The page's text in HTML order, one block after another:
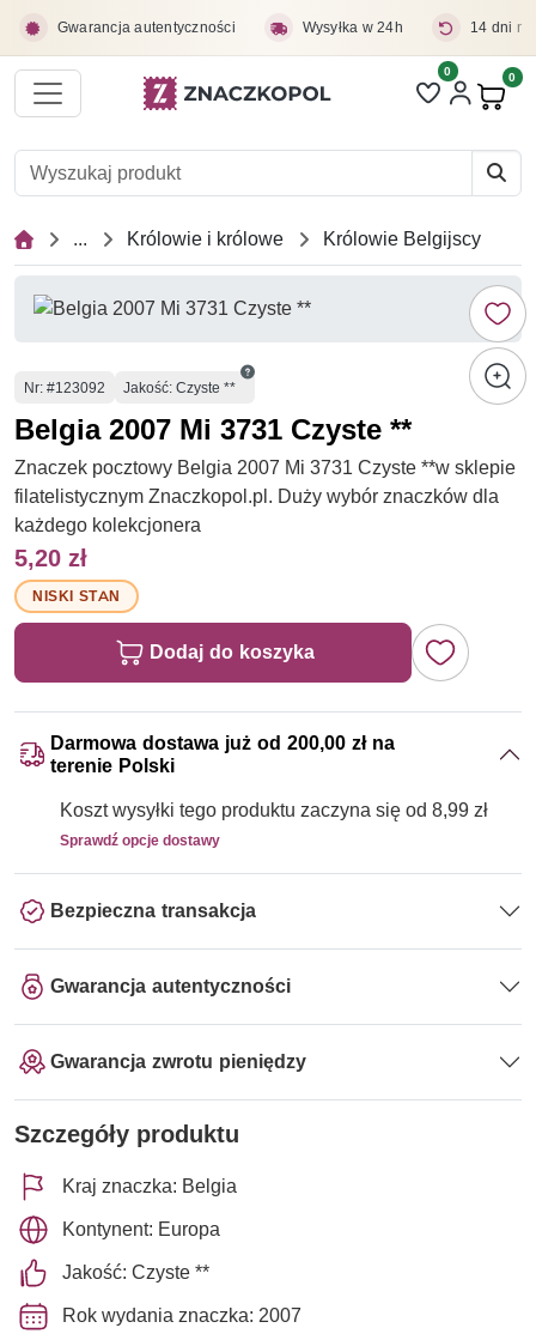
Gwarancja autentyczności Wysyłka w 24h 14 dni
Liczba pozycji
0 0
... Królowie i królowe Królowie Belgijscy
Numer
Nr: #123092 Jakość: Czyste **
Belgia 2007 Mi 3731 Czyste **
Znaczek pocztowy Belgia 2007 Mi 3731 Czyste **w sklepie
filatelistycznym Znaczkopol.pl. Duży wybór znaczków dla
każdego kolekcjonera
5,20 zł
NISKI STAN
Dodaj do koszyka
Darmowa dostawa już od 200,00 zł na
terenie Polski
Koszt wysyłki tego produktu zaczyna się od 8,99 zł
Sprawdź opcje dostawy
Bezpieczna transakcja
Gwarancja autentyczności
Gwarancja zwrotu pieniędzy
Szczegóły produktu
Kraj znaczka: Belgia
Kontynent: Europa
Jakość: Czyste **
Rok wydania znaczka: 2007